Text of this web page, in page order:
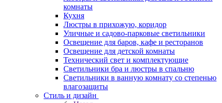
комнаты
Кухня
Люстры в прихожую, коридор
Уличные и садово-парковые светильники
Освещение для баров, кафе и ресторанов
Освещение для детской комнаты
Технический свет и комплектующие
Светильники бра и люстры в спальню
Светильники в ванную комнату со степенью
влагозащиты
Стиль и дизайн